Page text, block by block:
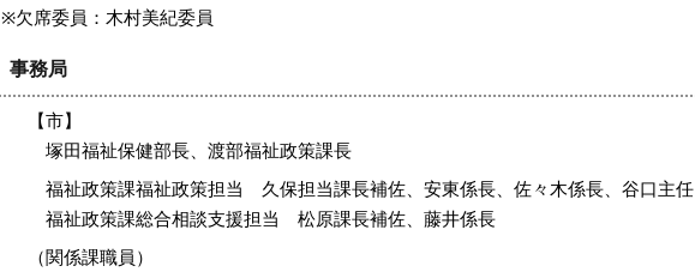
※欠席委員：木村美紀委員
事務局
【市】
塚田福祉保健部長、渡部福祉政策課長
福祉政策課福祉政策担当 久保担当課長補佐、安東係長、佐々木係長、谷口主任
福祉政策課総合相談支援担当 松原課長補佐、藤井係長
（関係課職員）